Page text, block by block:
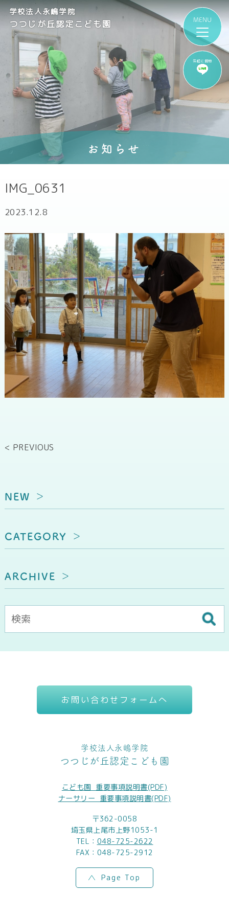
気軽に質問
学校法人永嶋学院
つつじが丘認定こども園
お知らせ
IMG_0631
2023.12.8
< PREVIOUS
NEW
CATEGORY
ARCHIVE
お問い合わせフォームへ
学校法人永嶋学院
つつじが丘認定こども園
こども園_重要事項説明書(PDF)
ナーサリー_重要事項説明書(PDF)
〒362-0058
埼玉県上尾市上野1053-1
TEL： 048-725-2622
FAX：048-725-2912
Page Top